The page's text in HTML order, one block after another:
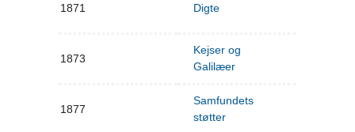
1871 Digte
1873
Kejser og
Galilæer
1877
Samfundets
støtter